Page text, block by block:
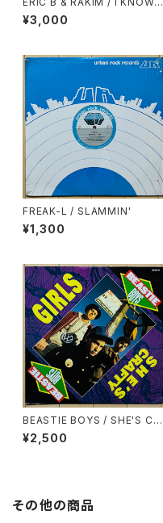
OU GOT SOUL
¥3,000
FREAK-L / SLAMMIN'
¥1,300
BEASTIE BOYS / SHE'S CR
AFTY
¥2,500
その他の商品